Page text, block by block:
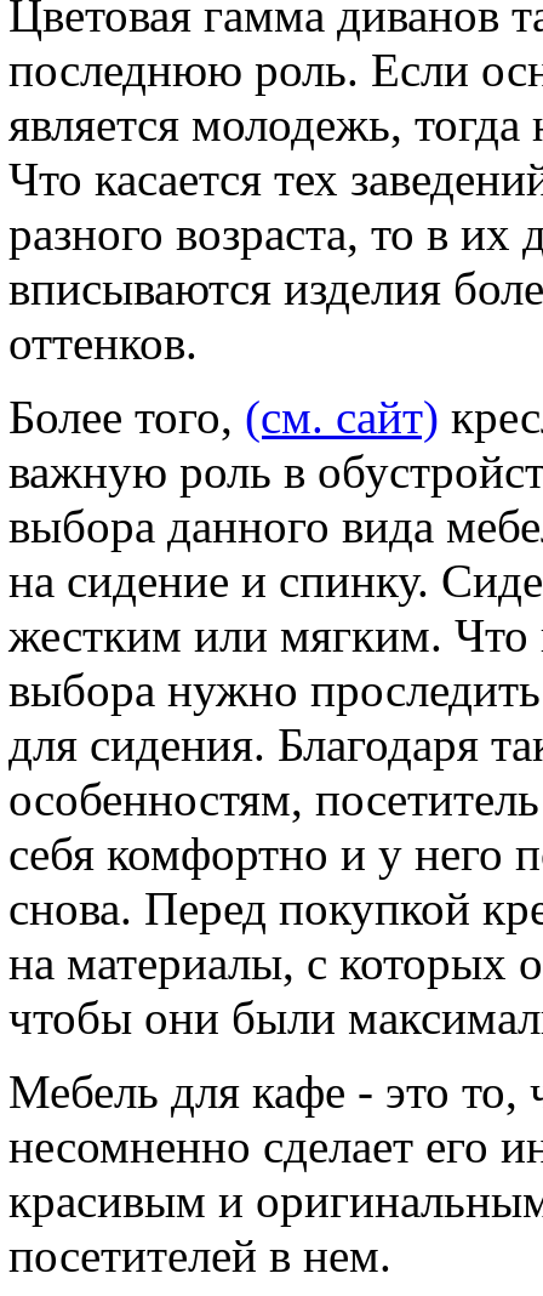
Цветовая гамма диванов
последнюю роль. Если
является молодежь,
Что касается тех
разного возраста, то в их
вписываются изделия
оттенков.
Более того, (см. сайт)
важную роль в
выбора данного вида
на сидение и спинку.
жестким или мягким. Что
выбора нужно
для сидения. Благодаря
особенностям,
себя комфортно и у него
снова. Перед покупкой
на материалы, с которых
чтобы они были
Мебель для кафе - это
несомненно сделает его
красивым и
посетителей в нем.